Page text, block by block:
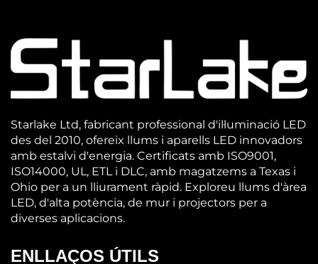
Starlake Ltd, fabricant professional d'il·luminació LED
des del 2010, ofereix llums i aparells LED innovadors
amb estalvi d'energia. Certificats amb ISO9001,
ISO14000, UL, ETL i DLC, amb magatzems a Texas i
Ohio per a un lliurament ràpid. Exploreu llums d'àrea
LED, d'alta potència, de mur i projectors per a
diverses aplicacions.
ENLLAÇOS ÚTILS